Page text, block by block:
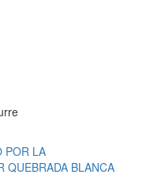
POR LA
QUEBRADA BLANCA